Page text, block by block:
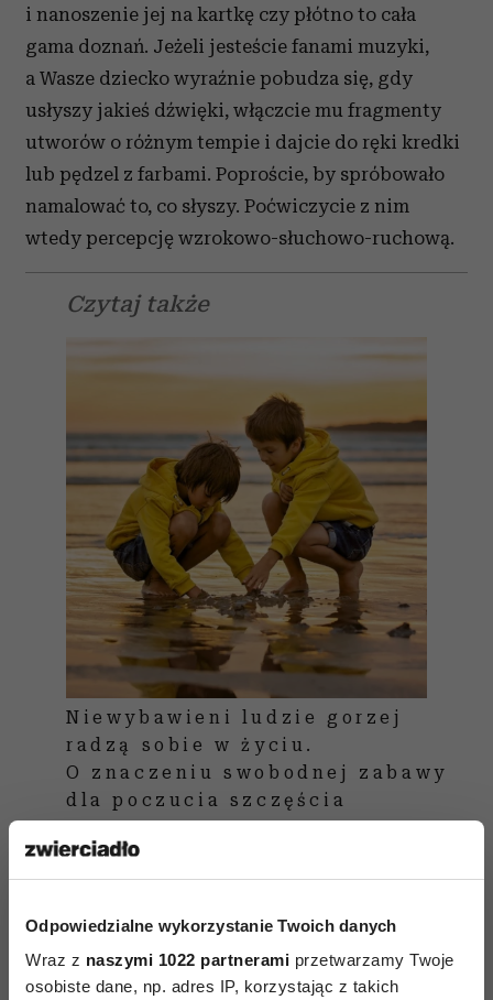
Odpowiedzialne wykorzystanie Twoich danych
Wraz z naszymi 1022 partnerami przetwarzamy Twoje
osobiste dane, np. adres IP, korzystając z takich
i nanoszenie jej na kartkę czy płótno to cała
gama doznań. Jeżeli jesteście fanami muzyki,
a Wasze dziecko wyraźnie pobudza się, gdy
usłyszy jakieś dźwięki, włączcie mu fragmenty
utworów o różnym tempie i dajcie do ręki kredki
lub pędzel z farbami. Poproście, by spróbowało
namalować to, co słyszy. Poćwiczycie z nim
wtedy percepcję wzrokowo-słuchowo-ruchową.
Czytaj także
Niewybawieni ludzie gorzej
radzą sobie w życiu.
O znaczeniu swobodnej zabawy
dla poczucia szczęścia
Robi się już coraz cieplej, więc niedługo
i na trawie. Jeżeli jesteście zbyt zmęczeni, żeby